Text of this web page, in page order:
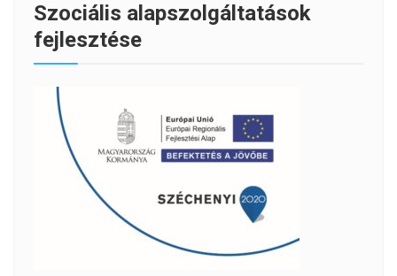
Szociális alapszolgáltatások
fejlesztése